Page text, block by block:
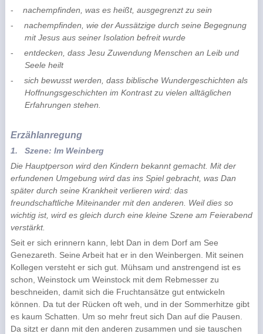
-
nachempfinden, was es heißt, ausgegrenzt zu sein
-
nachempfinden, wie der Aussätzige durch seine Begegnung
mit Jesus aus seiner Isolation befreit wurde
-
entdecken, dass Jesu Zuwendung Menschen an Leib und
Seele heilt
-
sich bewusst werden, dass biblische Wundergeschichten als
Hoffnungsgeschichten im Kontrast zu vielen alltäglichen
Erfahrungen stehen.
Erzählanregung
1.
Szene: Im Weinberg
Die Hauptperson wird den Kindern bekannt gemacht. Mit der
erfundenen Umgebung wird das ins Spiel gebracht, was Dan
später durch seine Krankheit verlieren wird: das
freundschaftliche Miteinander mit den anderen. Weil dies so
wichtig ist, wird es gleich durch eine kleine Szene am Feierabend
verstärkt.
Seit er sich erinnern kann, lebt Dan in dem Dorf am See
Genezareth. Seine Arbeit hat er in den Weinbergen. Mit seinen
Kollegen versteht er sich gut. Mühsam und anstrengend ist es
schon, Weinstock um Weinstock mit dem Rebmesser zu
beschneiden, damit sich die Fruchtansätze gut entwickeln
können. Da tut der Rücken oft weh, und in der Sommerhitze gibt
es kaum Schatten. Um so mehr freut sich Dan auf die Pausen.
Da sitzt er dann mit den anderen zusammen und sie tauschen